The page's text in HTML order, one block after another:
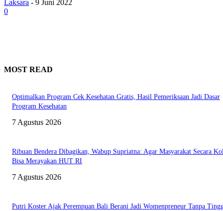
Laksara - 9 Juni 2022
0
MOST READ
Optimalkan Program Cek Kesehatan Gratis, Hasil Pemeriksaan Jadi Dasar
Program Kesehatan
7 Agustus 2026
Ribuan Bendera Dibagikan, Wabup Supriatna: Agar Masyarakat Secara
Bisa Merayakan HUT RI
7 Agustus 2026
Putri Koster Ajak Perempuan Bali Berani Jadi Womenpreneur Tanpa